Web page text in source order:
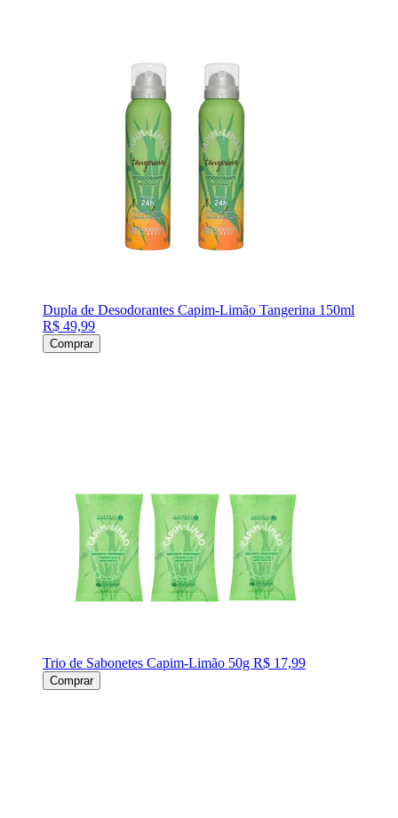
Dupla de Desodorantes Capim-Limão Tangerina 150ml
R$ 49,99
Comprar
Trio de Sabonetes Capim-Limão 50g R$ 17,99
Comprar